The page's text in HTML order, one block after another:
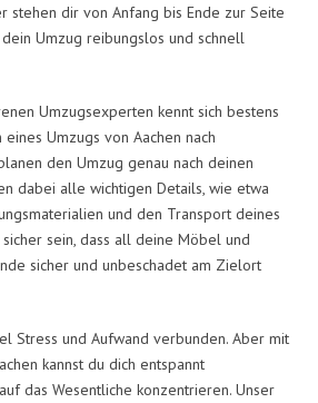
stehen dir von Anfang bis Ende zur Seite
Umzug reibungslos und schnell
Umzugsexperten kennt sich bestens
Umzugs von Aachen nach
den Umzug genau nach deinen
dabei alle wichtigen Details, wie etwa
und den Transport deines
sein, dass all deine Möbel und
sicher und unbeschadet am Zielort
Stress und Aufwand verbunden. Aber mit
kannst du dich entspannt
das Wesentliche konzentrieren. Unser